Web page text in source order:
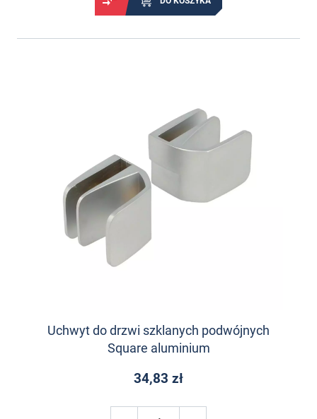
Uchwyt do drzwi szklanych podwójnych
Square aluminium
34,83 zł